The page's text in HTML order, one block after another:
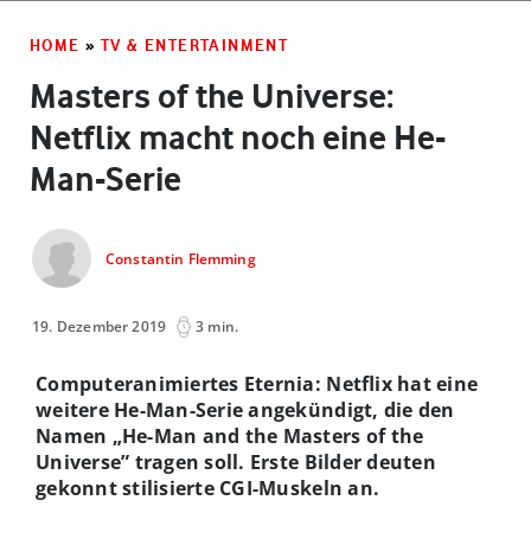
HOME » TV & ENTERTAINMENT
Masters of the Universe:
Netflix macht noch eine He-
Man-Serie
Constantin Flemming
19. Dezember 2019 3 min.
Computeranimiertes Eternia: Netflix hat eine
weitere He-Man-Serie angekündigt, die den
Namen „He-Man and the Masters of the
Universe” tragen soll. Erste Bilder deuten
gekonnt stilisierte CGI-Muskeln an.